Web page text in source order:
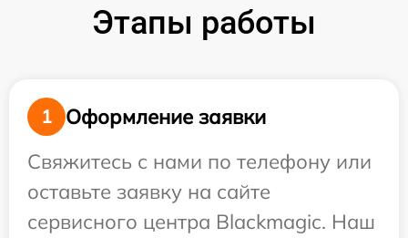
Этапы работы
1
Оформление заявки
Свяжитесь с нами по телефону или
оставьте заявку на сайте
сервисного центра Blackmagic. Наш